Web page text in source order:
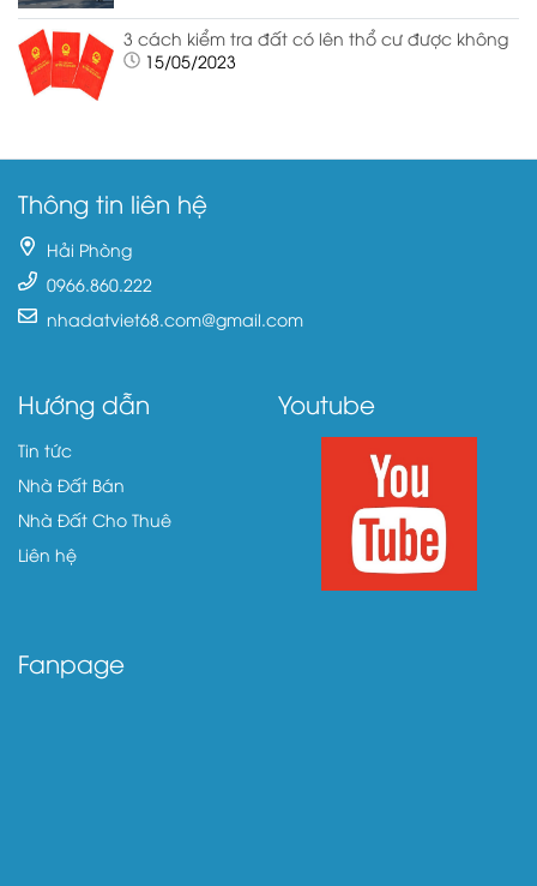
3 cách kiểm tra đất có lên thổ cư được không
15/05/2023
Thông tin liên hệ
Hải Phòng
0966.860.222
nhadatviet68.com@gmail.com
Hướng dẫn
Tin tức
Nhà Đất Bán
Nhà Đất Cho Thuê
Liên hệ
Youtube
Fanpage